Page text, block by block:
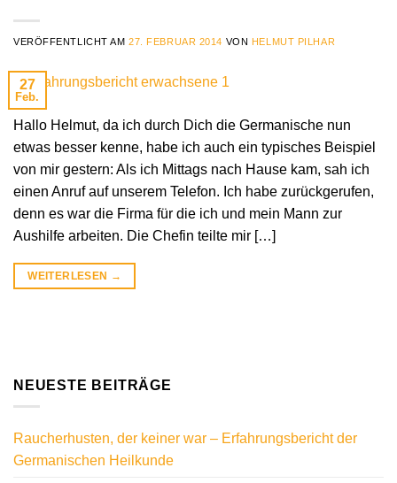
VERÖFFENTLICHT AM27. FEBRUAR 2014 VON HELMUT PILHAR
27
Feb.
Hallo Helmut, da ich durch Dich die Germanische nun
etwas besser kenne, habe ich auch ein typisches Beispiel
von mir gestern: Als ich Mittags nach Hause kam, sah ich
einen Anruf auf unserem Telefon. Ich habe zurückgerufen,
denn es war die Firma für die ich und mein Mann zur
Aushilfe arbeiten. Die Chefin teilte mir […]
WEITERLESEN →
NEUESTE BEITRÄGE
Raucherhusten, der keiner war – Erfahrungsbericht der
Germanischen Heilkunde